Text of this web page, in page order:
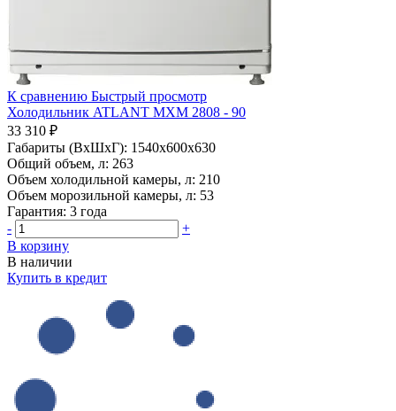
К сравнению Быстрый просмотр
Холодильник ATLANT МХМ 2808 - 90
33 310 ₽
Габариты (ВхШхГ): 1540x600x630
Общий объем, л: 263
Объем холодильной камеры, л: 210
Объем морозильной камеры, л: 53
Гарантия: 3 года
-
+
В корзину
В наличии
Купить в кредит